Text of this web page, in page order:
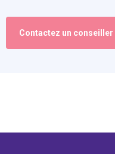
Contactez un conseiller